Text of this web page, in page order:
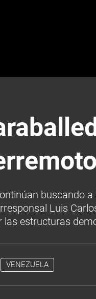
buscando
Luis
estructuras
VENEZUELA